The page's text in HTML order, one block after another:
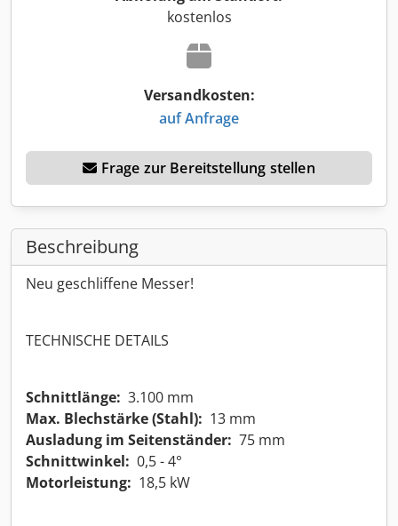
kostenlos
Versandkosten:
auf Anfrage
Frage zur Bereitstellung stellen
Beschreibung
Neu geschliffene Messer!
TECHNISCHE DETAILS
Schnittlänge: 3.100 mm
Max. Blechstärke (Stahl): 13 mm
Ausladung im Seitenständer: 75 mm
Schnittwinkel: 0,5 - 4°
Motorleistung: 18,5 kW